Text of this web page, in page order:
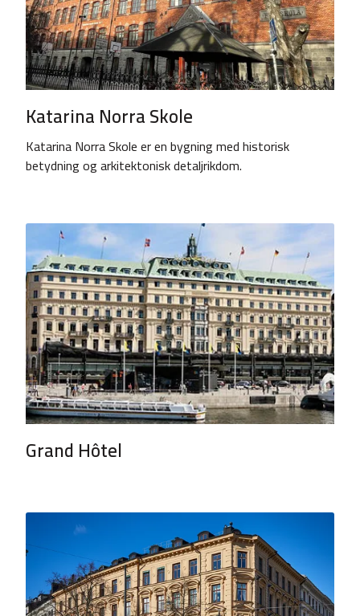
Katarina Norra Skole
Katarina Norra Skole er en bygning med historisk
betydning og arkitektonisk detaljrikdom.
Grand Hôtel